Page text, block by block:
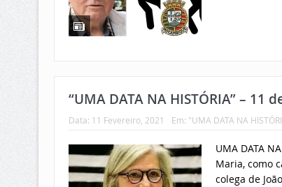
“UMA DATA NA HISTÓRIA” –
Data: 11 Fevereiro, 2021 Em: "UMA DATA NA
UMA DATA
Maria, como
colega de